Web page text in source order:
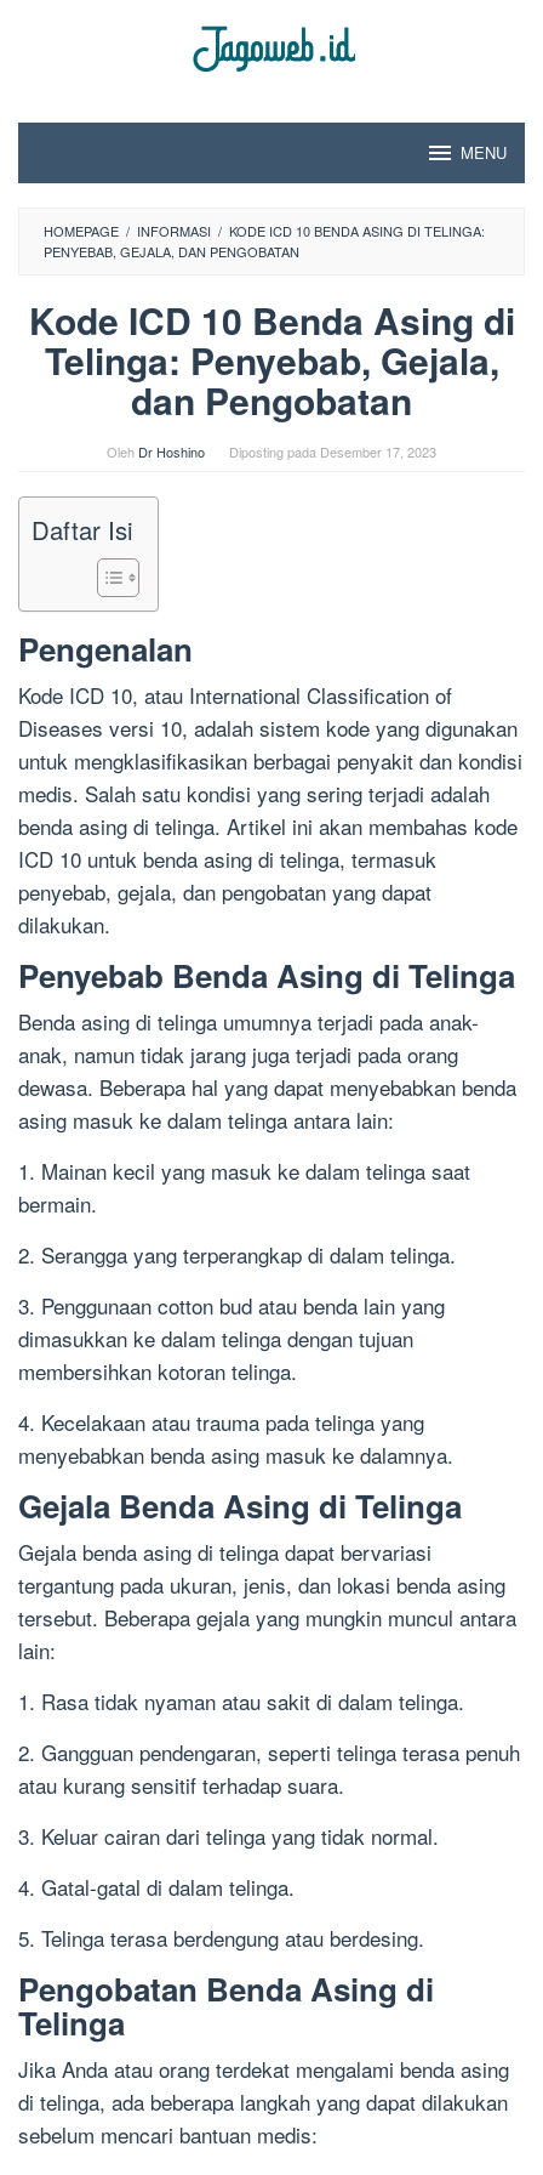
MENU
HOMEPAGE / INFORMASI / KODE ICD 10 BENDA ASING DI TELINGA:
PENYEBAB, GEJALA, DAN PENGOBATAN
Kode ICD 10 Benda Asing di
Telinga: Penyebab, Gejala,
dan Pengobatan
Oleh Dr Hoshino Diposting pada Desember 17, 2023
Daftar Isi
Pengenalan
Kode ICD 10, atau International Classification of
Diseases versi 10, adalah sistem kode yang digunakan
untuk mengklasifikasikan berbagai penyakit dan kondisi
medis. Salah satu kondisi yang sering terjadi adalah
benda asing di telinga. Artikel ini akan membahas kode
ICD 10 untuk benda asing di telinga, termasuk
penyebab, gejala, dan pengobatan yang dapat
dilakukan.
Penyebab Benda Asing di Telinga
Benda asing di telinga umumnya terjadi pada anak-
anak, namun tidak jarang juga terjadi pada orang
dewasa. Beberapa hal yang dapat menyebabkan benda
asing masuk ke dalam telinga antara lain:
1. Mainan kecil yang masuk ke dalam telinga saat
bermain.
2. Serangga yang terperangkap di dalam telinga.
3. Penggunaan cotton bud atau benda lain yang
dimasukkan ke dalam telinga dengan tujuan
membersihkan kotoran telinga.
4. Kecelakaan atau trauma pada telinga yang
menyebabkan benda asing masuk ke dalamnya.
Gejala Benda Asing di Telinga
Gejala benda asing di telinga dapat bervariasi
tergantung pada ukuran, jenis, dan lokasi benda asing
tersebut. Beberapa gejala yang mungkin muncul antara
lain:
1. Rasa tidak nyaman atau sakit di dalam telinga.
2. Gangguan pendengaran, seperti telinga terasa penuh
atau kurang sensitif terhadap suara.
3. Keluar cairan dari telinga yang tidak normal.
4. Gatal-gatal di dalam telinga.
5. Telinga terasa berdengung atau berdesing.
Pengobatan Benda Asing di
Telinga
Jika Anda atau orang terdekat mengalami benda asing
di telinga, ada beberapa langkah yang dapat dilakukan
sebelum mencari bantuan medis: